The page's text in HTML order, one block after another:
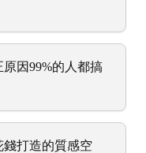
因99%的人都搞
打造的質感空